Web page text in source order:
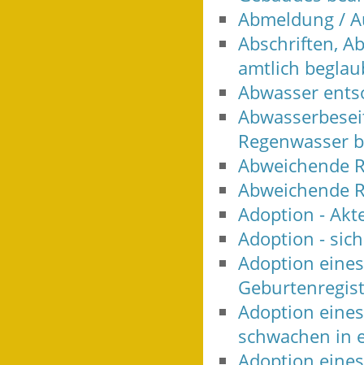
Abmeldung /
Abschriften,
amtlich
Abwasser
Regenwasser
Abweichende
Abweichende
Adoption -
Adoption -
Adoption
Adoption
schwachen in